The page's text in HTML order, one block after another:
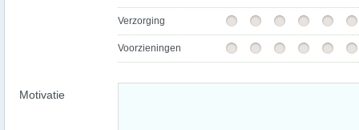
Verzorging
Voorzieningen
Motivatie